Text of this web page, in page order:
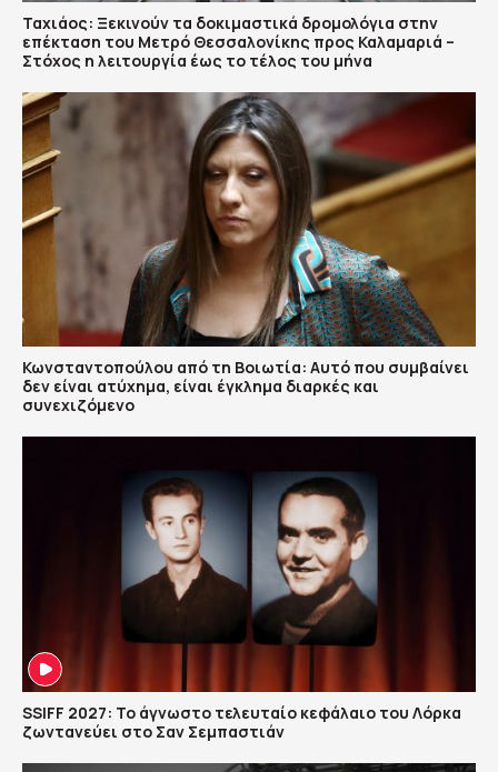
Ταχιάος: Ξεκινούν τα δοκιμαστικά δρομολόγια στην
επέκταση του Μετρό Θεσσαλονίκης προς Καλαμαριά –
Στόχος η λειτουργία έως το τέλος του μήνα
Κωνσταντοπούλου από τη Βοιωτία: Αυτό που συμβαίνει
δεν είναι ατύχημα, είναι έγκλημα διαρκές και
συνεχιζόμενο
SSIFF 2027: Το άγνωστο τελευταίο κεφάλαιο του Λόρκα
ζωντανεύει στο Σαν Σεμπαστιάν